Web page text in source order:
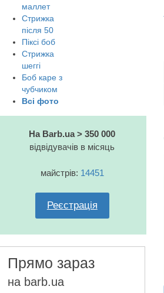
маллет
Стрижка
після 50
Піксі боб
Стрижка
шеггі
Боб каре з
чубчиком
Всі фото
На Barb.ua > 350 000
відвідувачів в місяць
майстрів: 14451
Реєстрація
Прямо зараз
на barb.ua